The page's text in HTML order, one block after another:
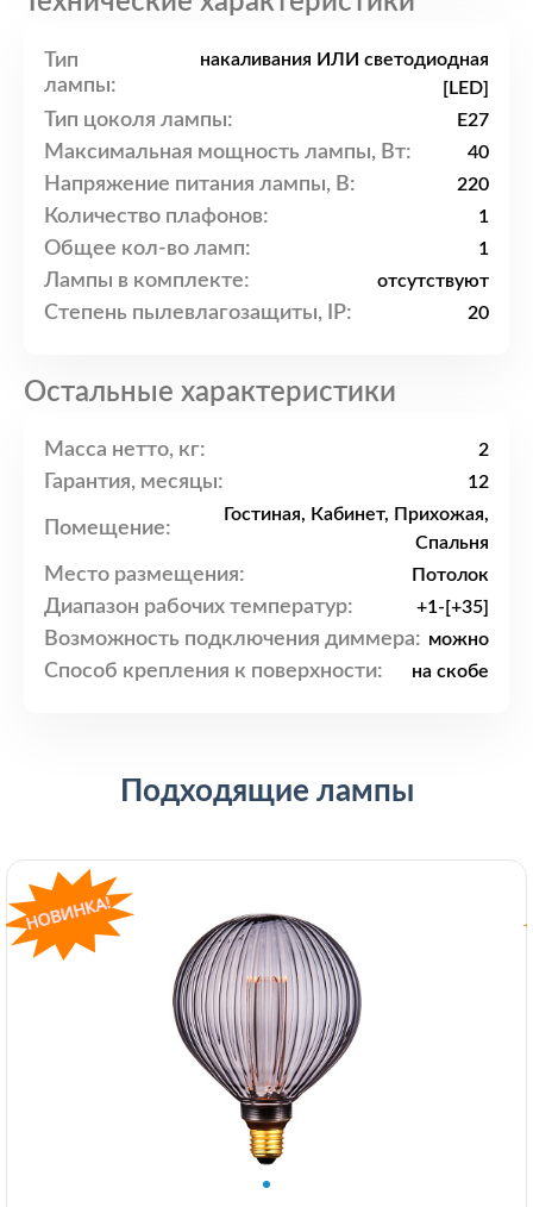
Тип
лампы:
накаливания ИЛИ светодиодная
[LED]
Тип цоколя лампы: E27
Максимальная мощность лампы, Вт: 40
Напряжение питания лампы, В: 220
Количество плафонов: 1
Общее кол-во ламп: 1
Лампы в комплекте: отсутствуют
Степень пылевлагозащиты, IP: 20
Остальные характеристики
Масса нетто, кг: 2
Гарантия, месяцы: 12
Помещение:
Гостиная, Кабинет, Прихожая,
Спальня
Место размещения: Потолок
Диапазон рабочих температур: +1-[+35]
Возможность подключения диммера: можно
Способ крепления к поверхности: на скобе
Подходящие лампы